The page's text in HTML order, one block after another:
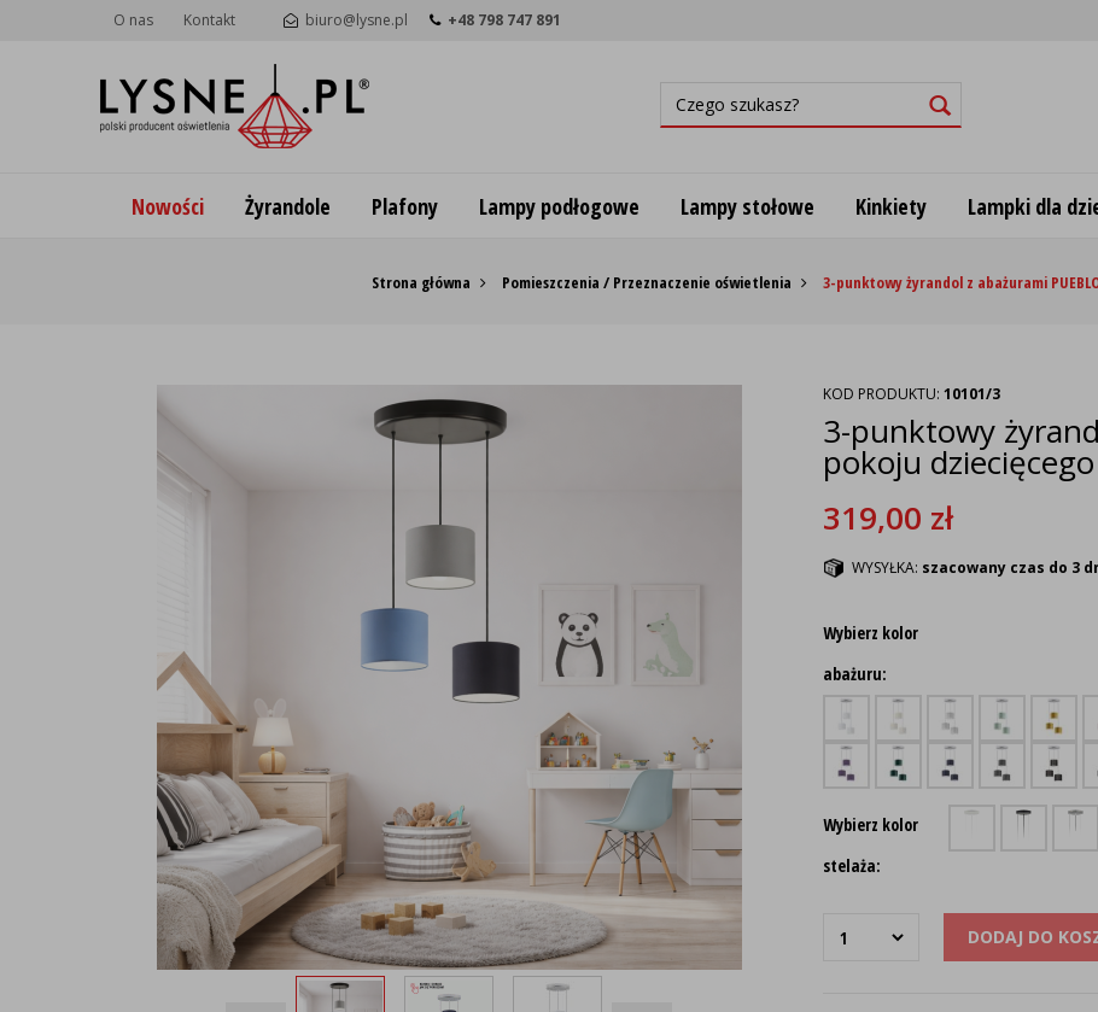
O nas Kontakt biuro@lysne.pl +48 798 747 891
Nowości Żyrandole Plafony Lampy podłogowe Lampy stołowe Kinkiety Lampki dla
Strona główna Pomieszczenia / Przeznaczenie oświetlenia 3-punktowy żyrandol z abażurami
KOD PRODUKTU: 10101/3
3-punktowy
pokoju dziecięcego
319,00 zł
WYSYŁKA: szacowany czas do 3
Wybierz kolor
abażuru:
Wybierz kolor
stelaża:
DODAJ DO